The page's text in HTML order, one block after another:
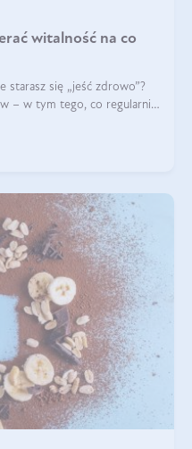
witalność na co
starasz się „jeść zdrowo”?
– w tym tego, co regularnie